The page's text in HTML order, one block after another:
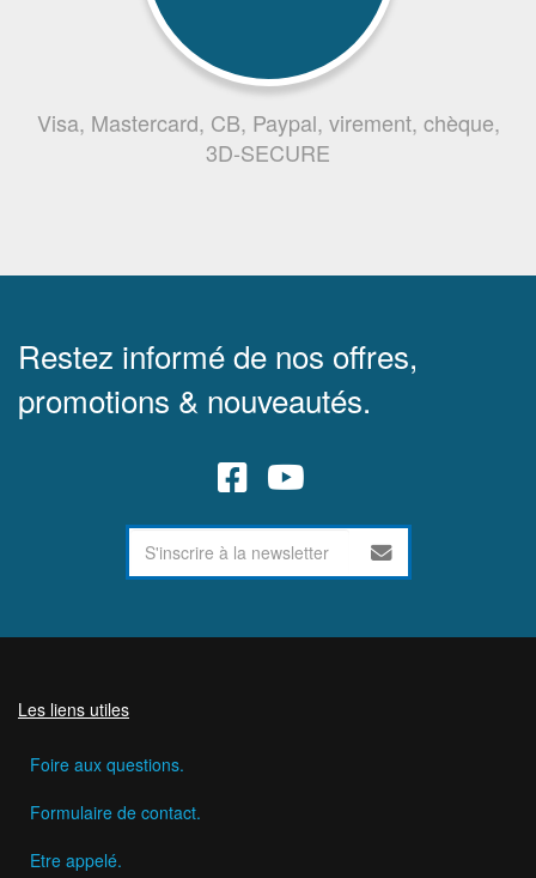
Visa, Mastercard, CB, Paypal, virement, chèque,
3D-SECURE
Restez informé de nos offres,
promotions & nouveautés.
Les liens utiles
Foire aux questions.
Formulaire de contact.
Etre appelé.